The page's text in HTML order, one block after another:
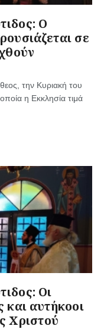
Ο
σε
την Κυριακή του
η Εκκλησία τιμά
Οι
και αυτήκοοι
Χριστού